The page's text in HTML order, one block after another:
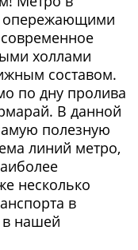
опережающими
холлами
составом.
по дну пролива
В данной
полезную
линий метро,
несколько
в
в нашей